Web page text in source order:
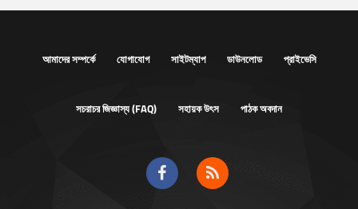
আমাদের সম্পর্কে যোগাযোগ সাইটম্যাপ ডাউনলোড প্রাইভেসি
সচরাচর জিজ্ঞাস্য (FAQ) সহায়ক উৎস পাঠক অবদান